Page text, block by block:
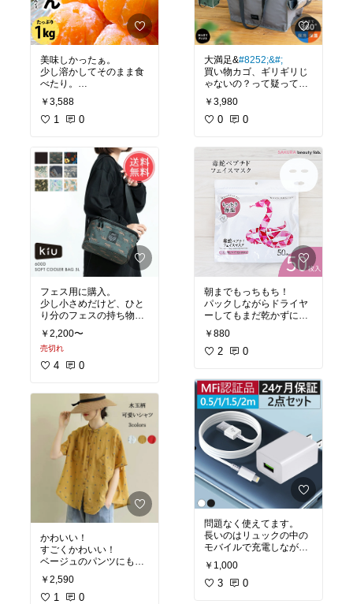
美味しかったぁ。
少し溶かしてそのまま食
べたり。
ジュース作ったり。
満足。
￥3,588
1 0
フェス用に購入。
少し小さめだけど、ひと
り分のフェスの持ち物な
ら充分だと思いまぁす♪
￥2,200〜
売切れ
4 0
かわいい！
すごくかわいい！
ベージュのパンツにも、
モスグリーンのパンツに
もどっちにも会いました(
&#728;&#179;&
￥2,590
1 0
大満足&#8252;&#;
買い物カゴ、ギリギリじ
ゃないの？って疑ってだ
けど、余裕があるからす
っぽり入る！
蓋はマグネット。使わな
車に置いておいて、カゴ
をスポッ&#8252;&
剤も入りるので冷や冷や
です。
￥3,980
0 0
朝までもっちもち！
パックしながらドライヤ
ーしてもまだ乾かずにみ
ずみずしいです。
￥880
2 0
問題なく使えてます。
長いのはリュックの中の
モバイルで充電しながら
スマホいじれるから便
利。
￥1,000
3 0